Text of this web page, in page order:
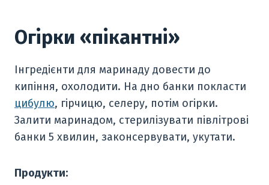
Огірки «пікантні»
Інгредієнти для маринаду довести до
кипіння, охолодити. На дно банки покласти
цибулю, гірчицю, селеру, потім огірки.
Залити маринадом, стерилізувати півлітрові
банки 5 хвилин, законсервувати, укутати.
Продукти: